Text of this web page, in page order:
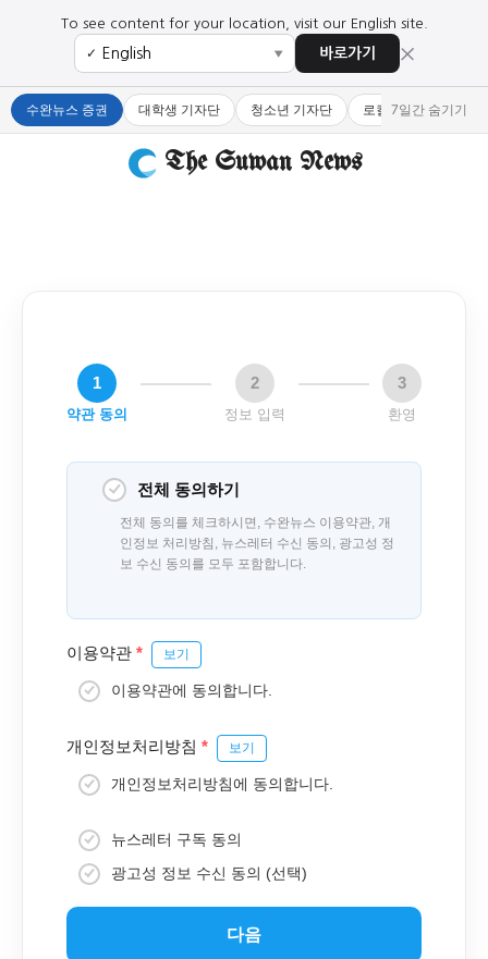
To see content for your location, visit our English site.
✓ ▼ 바로가기 ×
수완뉴스 증권 대학생 기자단 청소년 기자단 로컬 큐레이터
7일간 숨기기
The Suwan News
1
약관 동의
2
정보 입력
3
환영
전체 동의하기
전체 동의를 체크하시면, 수완뉴스 이용약관, 개
인정보 처리방침, 뉴스레터 수신 동의, 광고성 정
보 수신 동의를 모두 포함합니다.
이용약관 * 보기
이용약관에 동의합니다.
개인정보처리방침 * 보기
개인정보처리방침에 동의합니다.
뉴스레터 구독 동의
광고성 정보 수신 동의 (선택)
다음